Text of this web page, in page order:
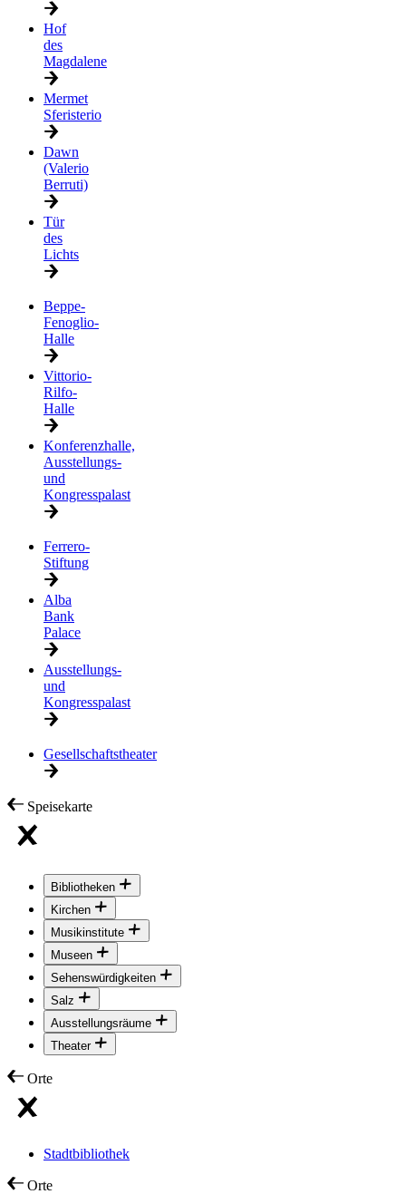
Hof
des
Magdalene
Mermet
Sferisterio
Dawn
(Valerio
Berruti)
Tür
des
Lichts
Beppe-
Fenoglio-
Halle
Vittorio-
Rilfo-
Halle
Konferenzhalle,
Ausstellungs-
und
Kongresspalast
Ferrero-
Stiftung
Alba
Bank
Palace
Ausstellungs-
und
Kongresspalast
Gesellschaftstheater
Speisekarte
Bibliotheken
Kirchen
Musikinstitute
Museen
Sehenswürdigkeiten
Salz
Ausstellungsräume
Theater
Orte
Stadtbibliothek
Orte